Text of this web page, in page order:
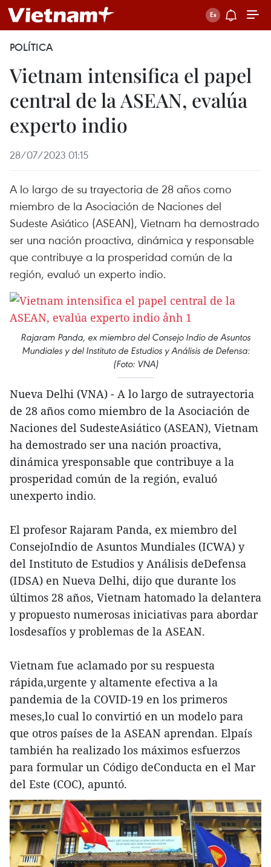
POLÍTICA
Vietnam intensifica el papel
central de la ASEAN, evalúa
experto indio
28/07/2023 01:15
A lo largo de su trayectoria de 28 años como
miembro de la Asociación de Naciones del
Sudeste Asiático (ASEAN), Vietnam ha demostrado
ser una nación proactiva, dinámica y responsable
que contribuye a la prosperidad común de la
región, evaluó un experto indio.
Rajaram Panda, ex miembro del Consejo Indio de Asuntos
Mundiales y del Instituto de Estudios y Análisis de Defensa:
(Foto: VNA)
Nueva Delhi (VNA) - A lo largo de sutrayectoria
de 28 años como miembro de la Asociación de
Naciones del SudesteAsiático (ASEAN), Vietnam
ha demostrado ser una nación proactiva,
dinámica yresponsable que contribuye a la
prosperidad común de la región, evaluó
unexperto indio.
El profesor Rajaram Panda, ex miembro del
ConsejoIndio de Asuntos Mundiales (ICWA) y
del Instituto de Estudios y Análisis deDefensa
(IDSA) en Nueva Delhi, dijo que durante los
últimos 28 años, Vietnam hatomado la delantera
y propuesto numerosas iniciativas para abordar
losdesafíos y problemas de la ASEAN.
Vietnam fue aclamado por su respuesta
rápida,urgente y altamente efectiva a la
pandemia de la COVID-19 en los primeros
meses,lo cual lo convirtió en un modelo para
que otros países de la ASEAN aprendan. Elpaís
también ha realizado los máximos esfuerzos
para formular un Código deConducta en el Mar
del Este (COC), apuntó.